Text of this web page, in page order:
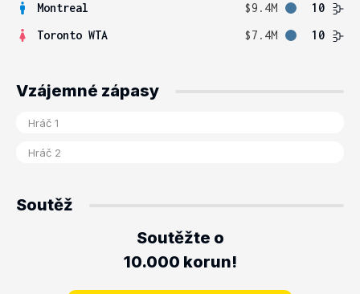
Montreal $9.4M
10
Toronto WTA
$7.4M 10
Vzájemné zápasy
Soutěž
Soutěžte o
10.000 korun!